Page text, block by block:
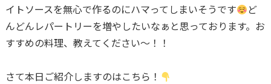
イトソースを無心で作るのにハマってしまいそうです
ど
んどんレパートリーを増やしたいなぁと思っております。お
すすめの料理、教えてください〜！！
さて本日ご紹介しますのはこちら！